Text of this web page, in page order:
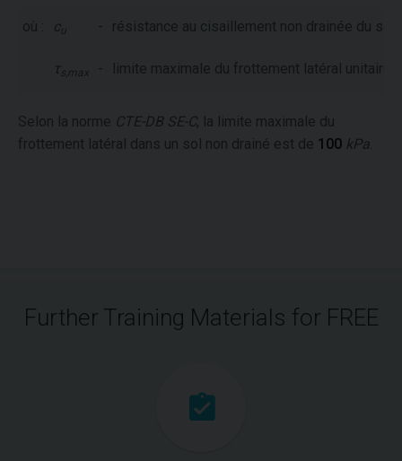
où : c u - résistance au cisaillement non drainée du sol
τ s,max - limite maximale du frottement latéral unitaire
Selon la norme CTE-DB SE-C, la limite maximale du
frottement latéral dans un sol non drainé est de 100 kPa
Further Training Materials for FREE